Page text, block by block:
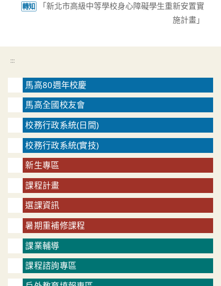
轉知
「新北市高級中等學校身心障礙學生重新安置實
施計畫」
:::
馬高80週年校慶
馬高全國校友會
校務行政系統(日間)
校務行政系統(實技)
新生專區
課程計畫
選課資訊
暑期重補修課程
課業輔導
課程諮詢專區